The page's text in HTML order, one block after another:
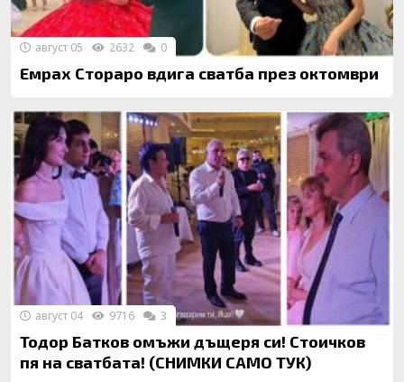
Емрах Стораро вдига сватба през октомври
август 05 2632 0
Тодор Батков омъжи дъщеря си! Стоичков
пя на сватбата! (СНИМКИ САМО ТУК)
август 04 9716 3